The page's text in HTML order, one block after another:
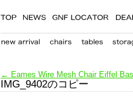
← Eames Wire Mesh Chair Eiffel
IMG_9402のコピー